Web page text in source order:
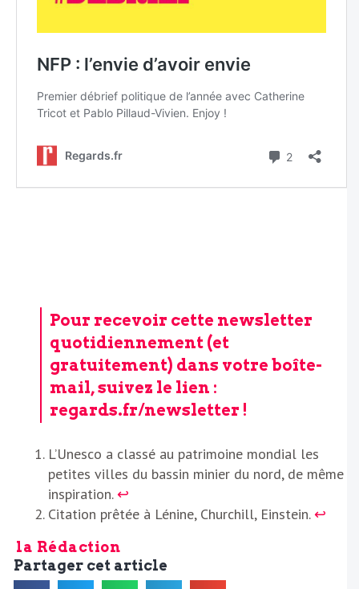
Pour recevoir cette newsletter
quotidiennement (et
gratuitement) dans votre boîte-
mail, suivez le lien :
regards.fr/newsletter !
L’Unesco a classé au patrimoine mondial les
petites villes du bassin minier du nord, de même
inspiration.↩︎
Citation prêtée à Lénine, Churchill, Einstein.↩︎
la Rédaction
Partager cet article